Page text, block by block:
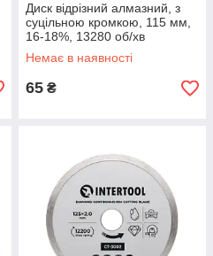
Диск відрізний алмазний, з
суцільною кромкою, 115 мм,
16-18%, 13280 об/хв
INTERTOOL CT-3001
Немає в наявності
65 ₴